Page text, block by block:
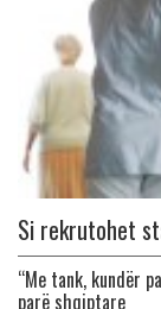
Si rekrutohet
“Me tank, kundër
parë shqiptare